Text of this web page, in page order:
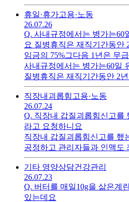
게 바삭하고 맛이 있는데요
더라구요같은면발이라도 왜다
휴일·휴가고용·노동
26.07.26
Q. 사내규정에서는 병가는60
요 질병휴직은 재직기간동안
임금의 75%그다음 1년은 무
사내규정에서는 병가는60일
질병휴직은 재직기간동안 2
금의 75%그다음 1년은 무급이라고
다비슷한가요그럼 병가60일
되면 질병으로 다시 사용할
합니다.
직장내괴롭힘 고용·노동
26.07.24
Q. 직장내 갑질괴롭힘신고를
라고 요청하니요
직장내 갑질괴롭힘신고를 했는데요 사내에서
공정하고 관리자들과 인맥도 좌우되
조사를 요구하니 외부노무사
로 얘기하는데요 직장에서 선택한 노무사도 아는 인맥으
로하는거 아닌가요 공정하게
식으로 진행되나요
기타 영양상담건강관리
26.07.23
Q. 버터를 매일10g을 삶은계
있는데요